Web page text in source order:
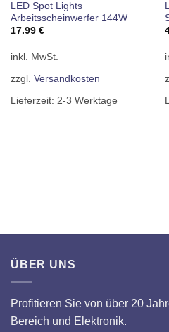
LED Spot Lights
Arbeitsscheinwerfer 144W
17.99 €
inkl. MwSt.
zzgl. Versandkosten
Lieferzeit: 2-3 Werktage
ÜBER UNS
Profitieren Sie von über 20
Bereich und Elektronik.